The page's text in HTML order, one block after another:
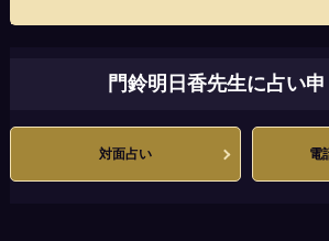
門鈴明日香先生に占い
対面占い 電